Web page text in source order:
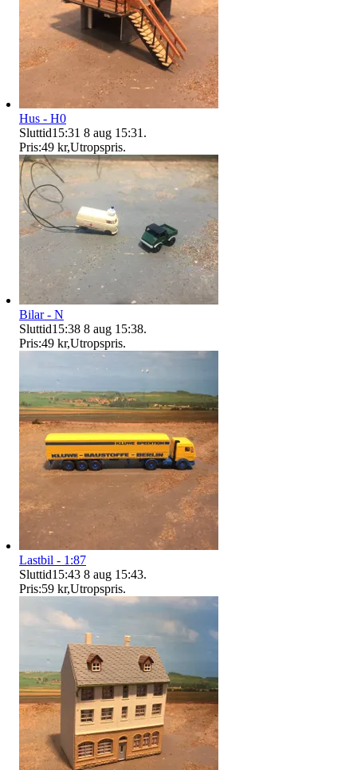
Hus - H0
Sluttid15:31 8 aug 15:31 .
Pris:49 kr,Utropspris.
Bilar - N
Sluttid15:38 8 aug 15:38.
Pris:49 kr,Utropspris.
Lastbil - 1:87
Sluttid15:43 8 aug 15:43.
Pris:59 kr,Utropspris.